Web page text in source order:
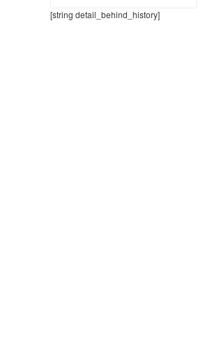
[string detail_behind_history]